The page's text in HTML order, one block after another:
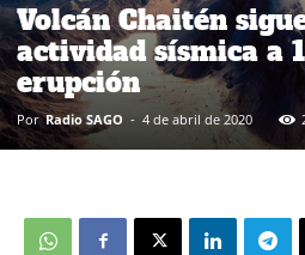
Volcán Chaitén
actividad sísmica a
erupción
Por Radio SAGO - 4 de abril de 2020